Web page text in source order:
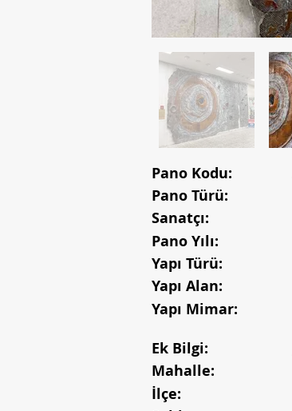
Pano Kodu:
Pano Türü:
Sanatçı:
Pano Yılı:
Yapı Türü:
Yapı Alan:
Yapı Mimar:
Ek Bilgi:
Mahalle:
İlçe: